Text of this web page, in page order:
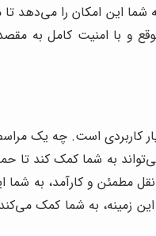
این امکان را می‌دهد تا
و با امنیت کامل به
بسیار کاربردی است. چه
به شما کمک کند تا
مطمئن و کارآمد، به شما
به شما کمک می‌کند